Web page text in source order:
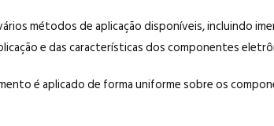
métodos de aplicação disponíveis, incluindo
e das características dos componentes
é aplicado de forma uniforme sobre os